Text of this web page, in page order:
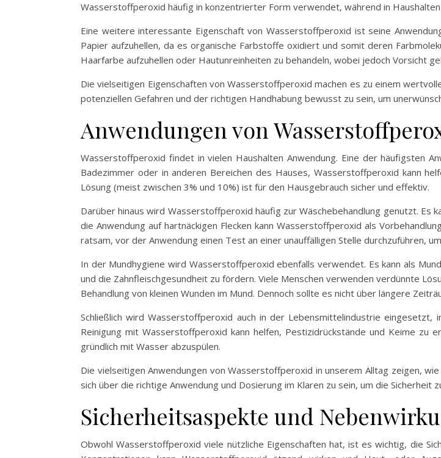
Wasserstoffperoxid häufig in konzentrierter Form verwendet, während in
Eine weitere interessante Eigenschaft von Wasserstoffperoxid ist seine
Papier aufzuhellen, da es organische Farbstoffe oxidiert und somit deren
Haarfarbe aufzuhellen oder Hautunreinheiten zu behandeln, wobei jedoch Vorsicht
Die vielseitigen Eigenschaften von Wasserstoffperoxid machen es zu einem
potenziellen Gefahren und der richtigen Handhabung bewusst zu sein, um
Anwendungen von
Wasserstoffperoxid findet in vielen Haushalten Anwendung. Eine der häufigsten
Badezimmer oder in anderen Bereichen des Hauses, Wasserstoffperoxid kann
Lösung (meist zwischen 3% und 10%) ist für den Hausgebrauch sicher und effektiv.
Darüber hinaus wird Wasserstoffperoxid häufig zur Wäschebehandlung genutzt. Es
die Anwendung auf hartnäckigen Flecken kann Wasserstoffperoxid als
ratsam, vor der Anwendung einen Test an einer unauffälligen Stelle durchzuführen,
In der Mundhygiene wird Wasserstoffperoxid ebenfalls verwendet. Es kann als
und die Zahnfleischgesundheit zu fördern. Viele Menschen verwenden verdünnte
Behandlung von kleinen Wunden im Mund. Dennoch sollte es nicht über längere
Schließlich wird Wasserstoffperoxid auch in der Lebensmittelindustrie eingesetzt,
Reinigung mit Wasserstoffperoxid kann helfen, Pestizidrückstände und Keime zu
gründlich mit Wasser abzuspülen.
Die vielseitigen Anwendungen von Wasserstoffperoxid in unserem Alltag zeigen,
sich über die richtige Anwendung und Dosierung im Klaren zu sein, um die Sicherheit
Sicherheitsaspekte und
Obwohl Wasserstoffperoxid viele nützliche Eigenschaften hat, ist es wichtig, die